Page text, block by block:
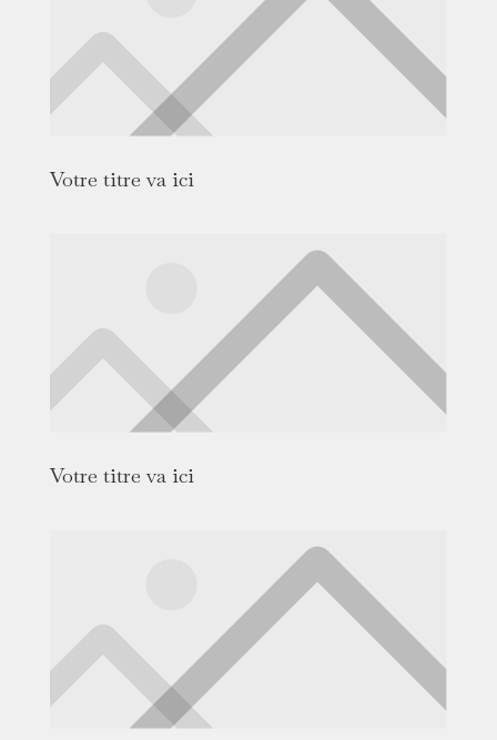
Votre titre va ici
Votre titre va ici